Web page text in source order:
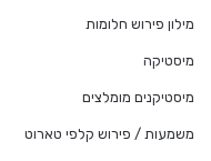
מילון פירוש חלומות
מיסטיקה
מיסטיקנים מומלצים
משמעות / פירוש קלפי טארוט